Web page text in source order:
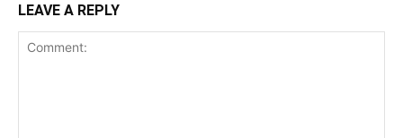
LEAVE A REPLY